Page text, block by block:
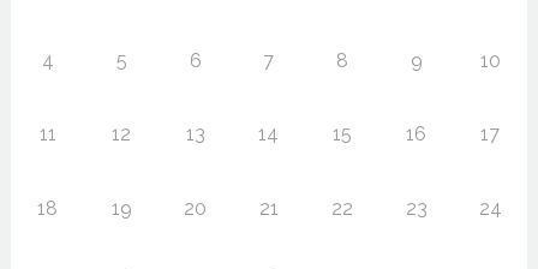
4 5 6 7 8 9 10
11 12 13 14 15 16 17
18 19 20 21 22 23 24